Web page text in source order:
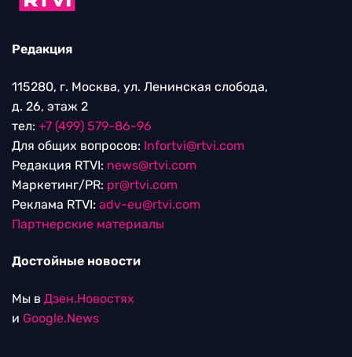
Редакция
115280, г. Москва, ул. Ленинская слобода,
д. 26, этаж 2
тел: +7 (499) 579-86-96
Для общих вопросов: Infortvi@rtvi.com
Редакция RTVI: news@rtvi.com
Маркетинг/PR: pr@rtvi.com
Реклама RTVI: adv-eu@rtvi.com
Партнерские материалы
Достойные новости
Мы в Дзен.Новостях
и Google.News